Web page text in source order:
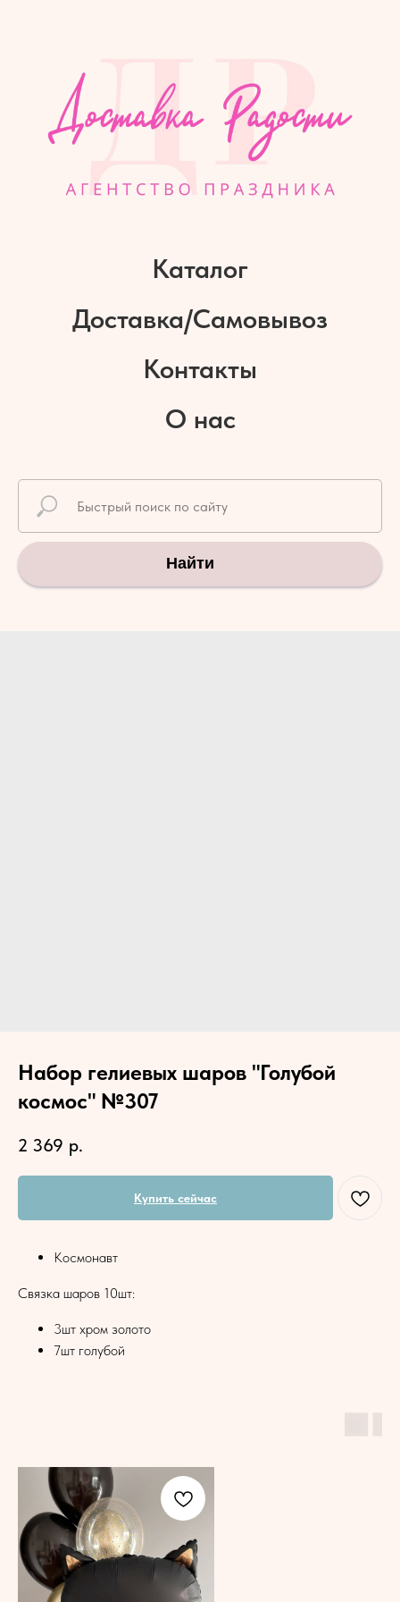
Каталог
Доставка/Самовывоз
Контакты
О нас
Найти
Набор гелиевых шаров "Голубой
космос" №307
2 369 р.
Купить сейчас
Космонавт
Связка шаров 10шт:
3шт хром золото
7шт голубой